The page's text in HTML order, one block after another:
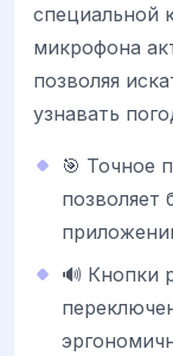
специальной
микрофона
позволяя
узнавать
🎯 Точное
позволяет
🔊 Кнопки